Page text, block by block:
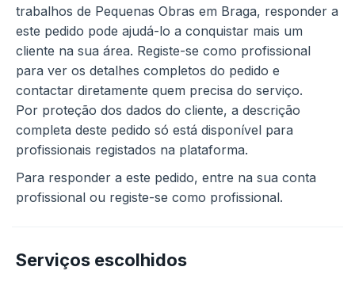
trabalhos de Pequenas Obras em Braga, responder a
este pedido pode ajudá-lo a conquistar mais um
cliente na sua área. Registe-se como profissional
para ver os detalhes completos do pedido e
contactar diretamente quem precisa do serviço.
Por proteção dos dados do cliente, a descrição
completa deste pedido só está disponível para
profissionais registados na plataforma.
Para responder a este pedido, entre na sua conta
profissional ou registe-se como profissional.
Serviços escolhidos